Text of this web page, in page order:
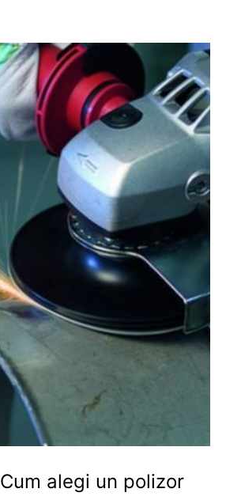
Cum alegi un polizor